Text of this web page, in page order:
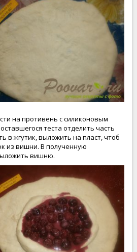
на противень с силиконовым
теста отделить часть
в жгутик, выложить на пласт, чтоб
из вишни. В полученную
вишню.